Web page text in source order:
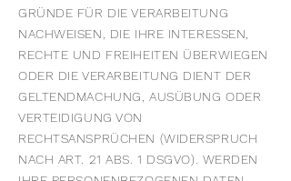
GRÜNDE FÜR DIE VERARBEITUNG
NACHWEISEN, DIE IHRE INTERESSEN,
RECHTE UND FREIHEITEN ÜBERWIEGEN
ODER DIE VERARBEITUNG DIENT DER
GELTENDMACHUNG, AUSÜBUNG ODER
VERTEIDIGUNG VON
RECHTSANSPRÜCHEN (WIDERSPRUCH
NACH ART. 21 ABS. 1 DSGVO). WERDEN